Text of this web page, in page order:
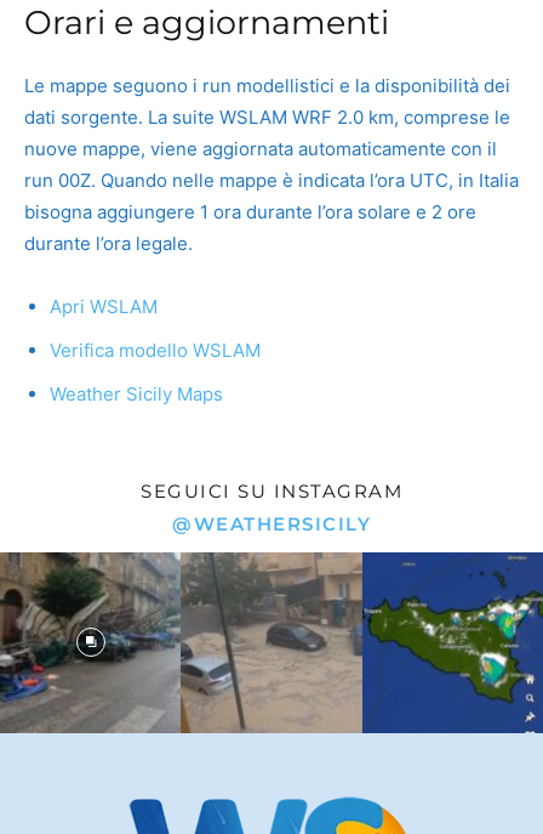
Orari e aggiornamenti
Le mappe seguono i run modellistici e la disponibilità dei
dati sorgente. La suite WSLAM WRF 2.0 km, comprese le
nuove mappe, viene aggiornata automaticamente con il
run 00Z. Quando nelle mappe è indicata l’ora UTC, in Italia
bisogna aggiungere 1 ora durante l’ora solare e 2 ore
durante l’ora legale.
Apri WSLAM
Verifica modello WSLAM
Weather Sicily Maps
SEGUICI SU INSTAGRAM
@WEATHERSICILY